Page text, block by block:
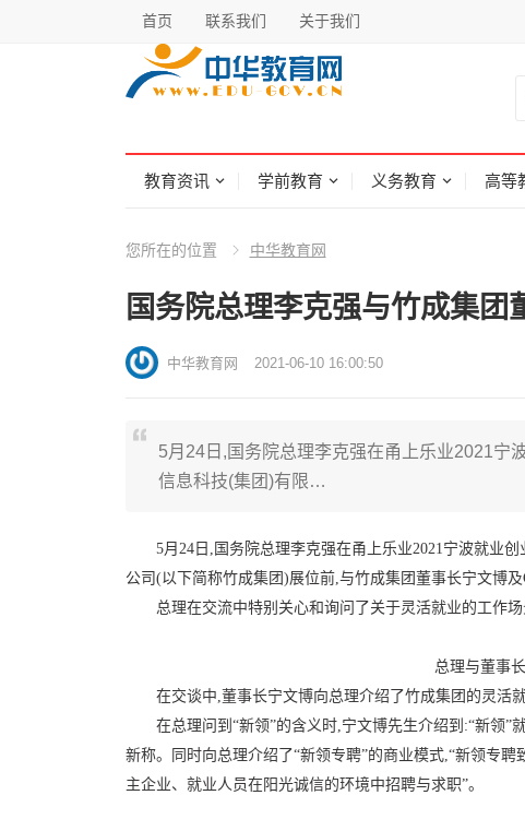
首页 联系我们 关于我们
教育资讯 学前教育 义务教育 高等
您所在的位置 中华教育网
国务院总理李克强与竹成集
中华教育网 2021-06-10 16:00:50
5月24日,国务院总理李克强在甬上乐业2021宁
信息科技(集团)有限…
5月24日,国务院总理李克强在甬上乐业2021宁波就业
公司(以下简称竹成集团)展位前,与竹成集团董事长宁文博及
总理在交流中特别关心和询问了关于灵活就业的工作
总理与董事
在交谈中,董事长宁文博向总理介绍了竹成集团的灵活
在总理问到“新领”的含义时,宁文博先生介绍到:“新领
新称。同时向总理介绍了“新领专聘”的商业模式,“新领专
主企业、就业人员在阳光诚信的环境中招聘与求职”。